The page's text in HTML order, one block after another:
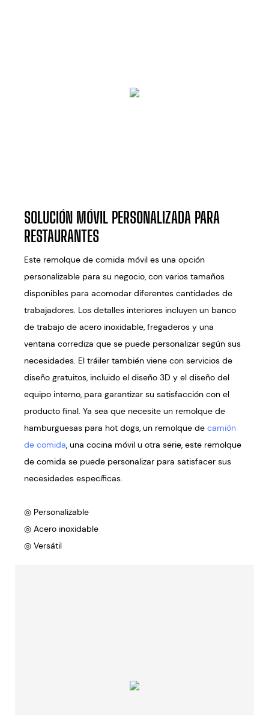
SOLUCIÓN MÓVIL PERSONALIZADA PARA
RESTAURANTES
Este remolque de comida móvil es una opción
personalizable para su negocio, con varios tamaños
disponibles para acomodar diferentes cantidades de
trabajadores. Los detalles interiores incluyen un banco
de trabajo de acero inoxidable, fregaderos y una
ventana corrediza que se puede personalizar según sus
necesidades. El tráiler también viene con servicios de
diseño gratuitos, incluido el diseño 3D y el diseño del
equipo interno, para garantizar su satisfacción con el
producto final. Ya sea que necesite un remolque de
hamburguesas para hot dogs, un remolque de camión
de comida, una cocina móvil u otra serie, este remolque
de comida se puede personalizar para satisfacer sus
necesidades específicas.
◎ Personalizable
◎ Acero inoxidable
◎ Versátil